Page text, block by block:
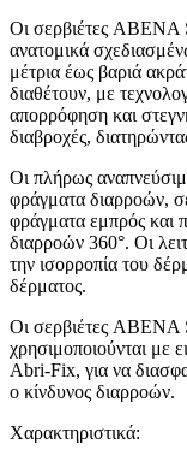
Οι σερβιέτες ABENA
ανατομικά
μέτρια έως βαριά
διαθέτουν, με
απορρόφηση και
διαβροχές,
Οι πλήρως
φράγματα διαρροών,
φράγματα εμπρός και
διαρροών 360°. Οι
την ισορροπία του
δέρματος.
Οι σερβιέτες ABENA
χρησιμοποιούνται με
Abri-Fix, για να
ο κίνδυνος διαρροών.
Χαρακτηριστικά: